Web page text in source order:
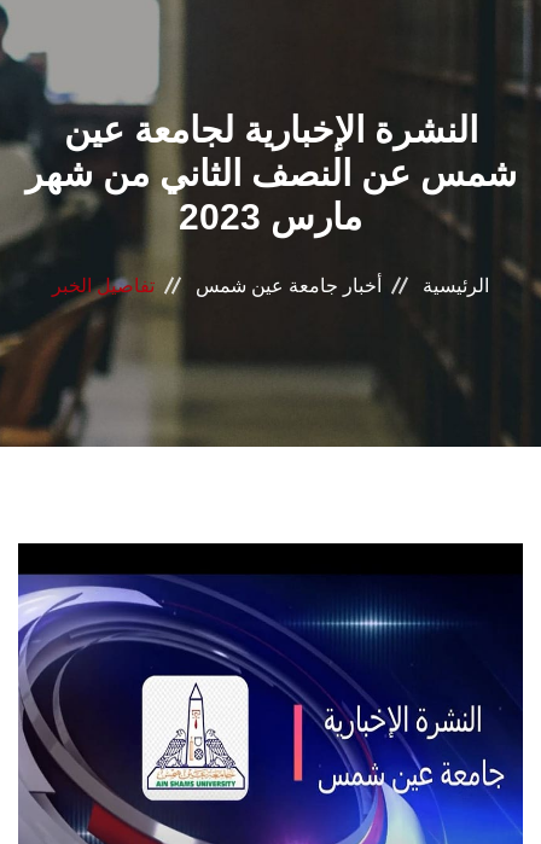
القطاعـات
الشئون الأكاديمية
البحث العلمي
المراكز والوحدات
الأنظمة الذكية
الطلاب
هيئة التدريس
الدراسات العليا
الخريجين
النشرة الإخبارية لجامعة عين
شمس عن النصف الثاني من شهر
مارس 2023
الرئيسية أخبار جامعة عين شمس تفاصيل الخبر